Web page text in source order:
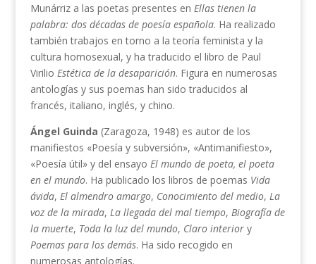
Munárriz a las poetas presentes en Ellas tienen la
palabra: dos décadas de poesía española. Ha realizado
también trabajos en torno a la teoría feminista y la
cultura homosexual, y ha traducido el libro de Paul
Virilio Estética de la desaparición. Figura en numerosas
antologías y sus poemas han sido traducidos al
francés, italiano, inglés, y chino.
Ángel Guinda (Zaragoza, 1948) es autor de los
manifiestos «Poesía y subversión», «Antimanifiesto»,
«Poesía útil» y del ensayo El mundo de poeta, el poeta
en el mundo. Ha publicado los libros de poemas Vida
ávida, El almendro amargo, Conocimiento del medio, La
voz de la mirada, La llegada del mal tiempo, Biografía de
la muerte, Toda la luz del mundo, Claro interiory
Poemas para los demás. Ha sido recogido en
numerosas antologías.